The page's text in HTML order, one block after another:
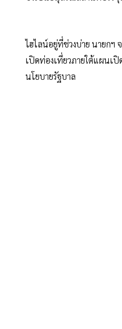
ไฮไลน์อยู่ที่ช่วงบ่าย นายกฯ
เปิดท่องเที่ยวภายใต้แผนเปิ
นโยบายรัฐบาล